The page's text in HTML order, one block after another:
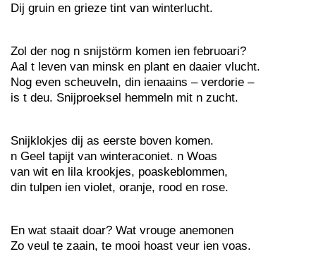
Dij gruin en grieze tint van winterlucht.
Zol der nog n snijstörm komen ien februoari?
Aal t leven van minsk en plant en daaier vlucht.
Nog even scheuveln, din ienaains – verdorie –
is t deu. Snijproeksel hemmeln mit n zucht.
Snijklokjes dij as eerste boven komen.
n Geel tapijt van winteraconiet. n Woas
van wit en lila krookjes, poaskeblommen,
din tulpen ien violet, oranje, rood en rose.
En wat staait doar? Wat vrouge anemonen
Zo veul te zaain, te mooi hoast veur ien voas.